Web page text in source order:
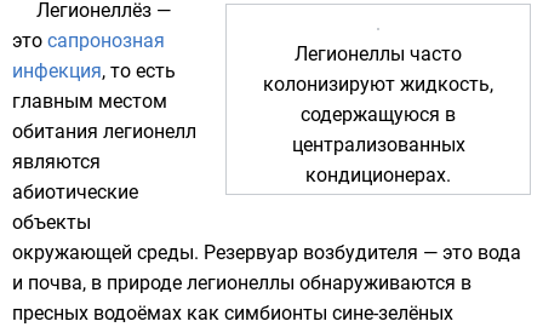
Легионеллы часто
колонизируют жидкость,
содержащуюся в
централизованных
кондиционерах.
Легионеллёз —
это сапронозная
инфекция, то есть
главным местом
обитания легионелл
являются
абиотические
объекты
окружающей среды. Резервуар возбудителя — это вода
и почва, в природе легионеллы обнаруживаются в
пресных водоёмах как симбионты сине-зелёных